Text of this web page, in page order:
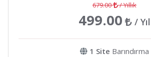
679.00 / Yıllık
499.00 / Yıl
1 Site Barındırma